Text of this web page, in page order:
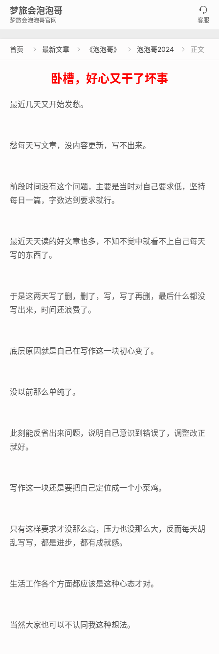
梦旅会泡泡哥
梦旅会泡泡哥官网

客服
首页  最新文章  《泡泡哥》  泡泡哥2024  正文
卧槽，好心又干了坏事
最近几天又开始发愁。
愁每天写文章，没内容更新，写不出来。
前段时间没有这个问题，主要是当时对自己要求低，坚持
每日一篇，字数达到要求就行。
最近天天读的好文章也多，不知不觉中就看不上自己每天
写的东西了。
于是这两天写了删，删了，写，写了再删，最后什么都没
写出来，时间还浪费了。
底层原因就是自己在写作这一块初心变了。
没以前那么单纯了。
此刻能反省出来问题，说明自己意识到错误了，调整改正
就好。
写作这一块还是要把自己定位成一个小菜鸡。
只有这样要求才没那么高，压力也没那么大，反而每天胡
乱写写，都是进步，都有成就感。
生活工作各个方面都应该是这种心态才对。
当然大家也可以不认同我这种想法。